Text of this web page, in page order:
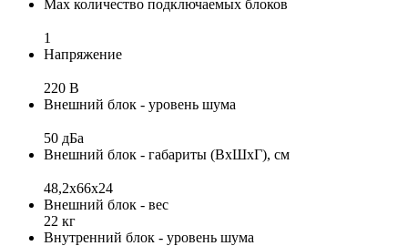
Max количество подключаемых блоков
1
Напряжение
220 В
Внешний блок - уровень шума
50 дБа
Внешний блок - габариты (ВхШхГ), см
48,2x66x24
Внешний блок - вес
22 кг
Внутренний блок - уровень шума